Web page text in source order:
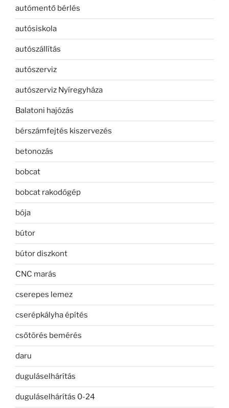
autómentő bérlés
autósiskola
autószállítás
autószerviz
autószerviz Nyíregyháza
Balatoni hajózás
bérszámfejtés kiszervezés
betonozás
bobcat
bobcat rakodógép
bója
bútor
bútor diszkont
CNC marás
cserepes lemez
cserépkályha építés
csőtörés bemérés
daru
duguláselhárítás
duguláselhárítás 0-24